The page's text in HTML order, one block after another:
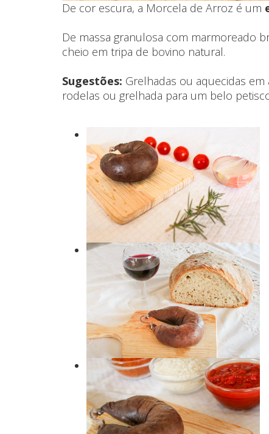
De cor escura, a Morcela de Arroz é um
De massa granulosa com marmoreado
cheio em tripa de bovino natural.
Sugestões: Grelhadas ou aquecidas
rodelas ou grelhada para um belo